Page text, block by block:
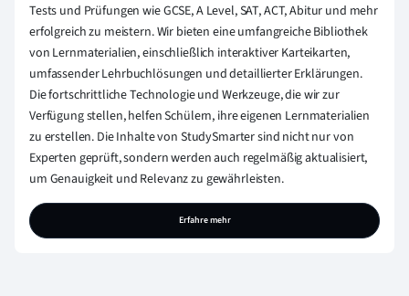
Tests und Prüfungen wie GCSE, A Level, SAT, ACT, Abitur und mehr
erfolgreich zu meistern. Wir bieten eine umfangreiche Bibliothek
von Lernmaterialien, einschließlich interaktiver Karteikarten,
umfassender Lehrbuchlösungen und detaillierter Erklärungen.
Die fortschrittliche Technologie und Werkzeuge, die wir zur
Verfügung stellen, helfen Schülern, ihre eigenen Lernmaterialien
zu erstellen. Die Inhalte von StudySmarter sind nicht nur von
Experten geprüft, sondern werden auch regelmäßig aktualisiert,
um Genauigkeit und Relevanz zu gewährleisten.
Erfahre mehr